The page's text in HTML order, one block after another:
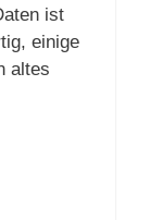
ist
einige
altes